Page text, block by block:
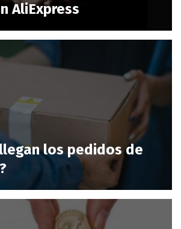
AliExpress
los pedidos de